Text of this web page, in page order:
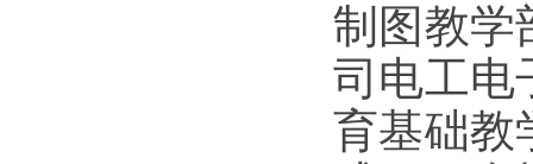
制图教学
司电工电
育基础教